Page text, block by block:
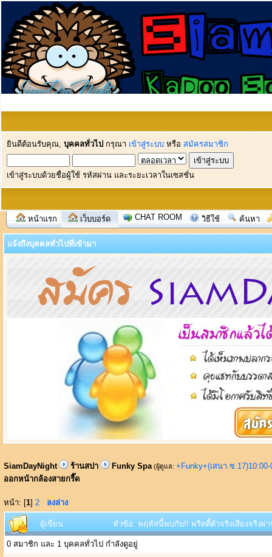
ยินดีต้อนรับคุณ, บุคคลทั่วไป กรุณา เข้าสู่ระบบ หรือ สมัครสมาชิก
เข้าสู่ระบบด้วยชื่อผู้ใช้ รหัสผ่าน และระยะเวลาในเซสชั่น
หน้าแรก เว็บบอร์ด CHAT ROOM วิธีใช้ ค้นหา
แจ้งถึงบุคคลทั่วไปที่เข้ามา
SiamDayNight ร้านสปา Funky Spa (ผู้ดูแล: +Funky+(เสนา.ซ
ออกหน้ากล้องสายกรี๊ด
หน้า: [1] 2 ลงล่าง
ผู้เขียน หัวข้อ: พฤหัสนี้พบกับ!! พริตตี้ตัวจริงเสียงจริงผ่
0 สมาชิก และ 1 บุคคลทั่วไป กำลังดูอยู่